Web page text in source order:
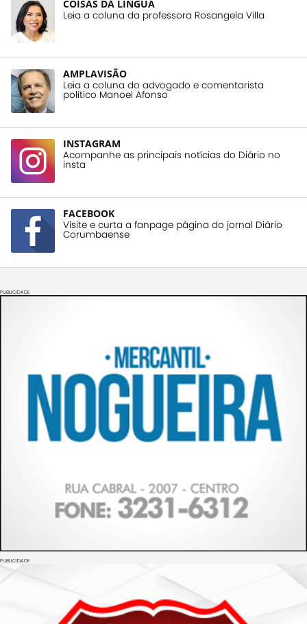
COISAS DA LÍNGUA
Leia a coluna da professora Rosangela Villa
AMPLAVISÃO
Leia a coluna do advogado e comentarista
político Manoel Afonso
INSTAGRAM
Acompanhe as principais notícias do Diário no
insta
FACEBOOK
Visite e curta a fanpage página do jornal Diário
Corumbaense
PUBLICIDADE
PUBLICIDADE